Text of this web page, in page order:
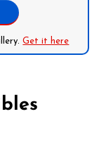
Get it here